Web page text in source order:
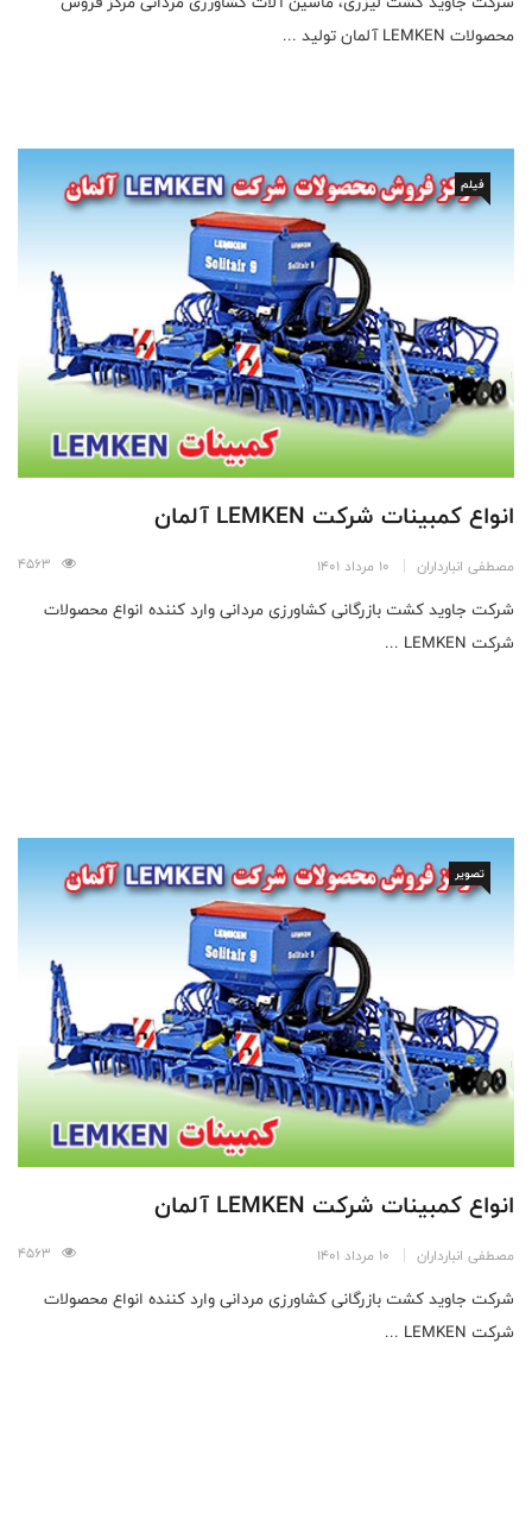
محصولات LEMKEN آلمان تولید ...
فیلم
انواع کمبینات شرکت LEMKEN آلمان
مصطفی انبارداران 10 مرداد 1401
شرکت جاوید کشت بازرگانی کشاورزی مردانی وارد کننده انواع محصولات
شرکت LEMKEN ...
تصویر
انواع کمبینات شرکت LEMKEN آلمان
مصطفی انبارداران 10 مرداد 1401
شرکت جاوید کشت بازرگانی کشاورزی مردانی وارد کننده انواع محصولات
شرکت LEMKEN ...